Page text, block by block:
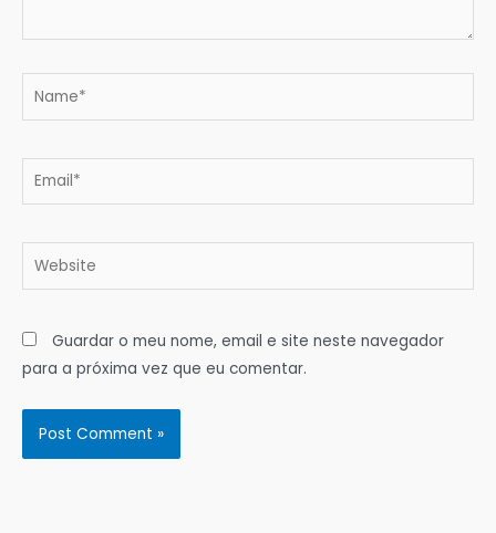
Name*
Email*
Website
Guardar o meu nome, email e site neste navegador
para a próxima vez que eu comentar.